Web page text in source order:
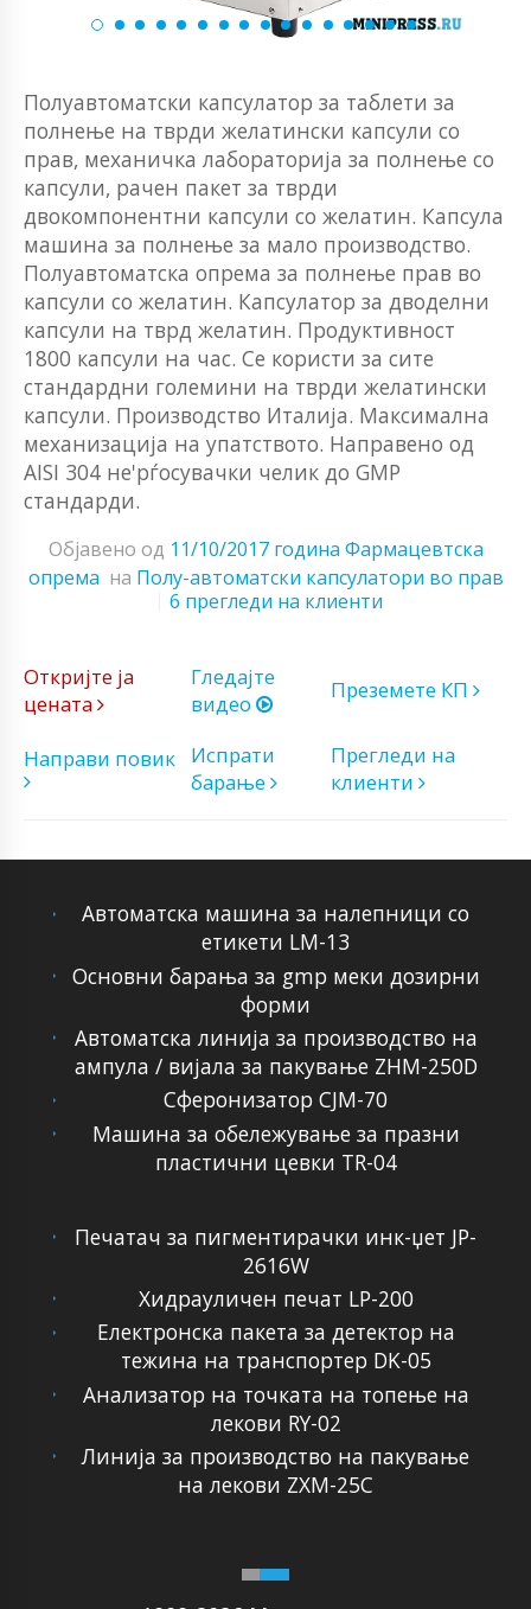
Полуавтоматски капсулатор за таблети за
полнење на тврди желатински капсули со
прав, механичка лабораторија за полнење со
капсули, рачен пакет за тврди
двокомпонентни капсули со желатин. Капсула
машина за полнење за мало производство.
Полуавтоматска опрема за полнење прав во
капсули со желатин. Капсулатор за дводелни
капсули на тврд желатин. Продуктивност
1800 капсули на час. Се користи за сите
стандардни големини на тврди желатински
капсули. Производство Италија. Максимална
механизација на упатството. Направено од
AISI 304 не'рѓосувачки челик до GMP
стандарди.
Објавено од 11/10/2017 година Фармацевтска
опрема на Полу-автоматски капсулатори во прав
6 прегледи на клиенти
Откријте ја
цената
Гледајте
видео
Преземете КП
Направи повик
Испрати
барање
Прегледи на
клиенти
Автоматска машина за налепници со
етикети LM-13
Основни барања за gmp меки дозирни
форми
Автоматска линија за производство на
ампула / вијала за пакување ZHM-250D
Сферонизатор CJM-70
Машина за обележување за празни
пластични цевки TR-04
Печатач за пигментирачки инк-џет JP-
2616W
Хидрауличен печат LP-200
Електронска пакета за детектор на
тежина на транспортер DK-05
Анализатор на точката на топење на
лекови RY-02
Линија за производство на пакување
на лекови ZXM-25C